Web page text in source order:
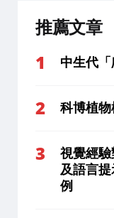
推薦文章
中生代
科博植物
視覺經
及語言
例